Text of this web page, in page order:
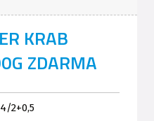
KRAB
ZDARMA
2+0,5